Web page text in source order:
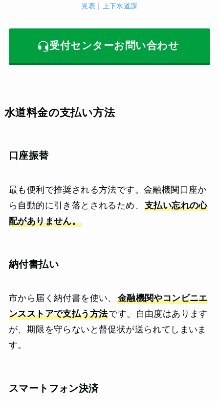
見表｜上下水道課
受付センターお問い合わせ
水道料金の支払い方法
口座振替
最も便利で推奨される方法です。金融機関口座か
ら自動的に引き落とされるため、 支払い忘れの心
配がありません。
納付書払い
市から届く納付書を使い、 金融機関やコンビニエ
ンスストアで支払う方法です。自由度はあります
が、期限を守らないと督促状が送られてしまいま
す。
スマートフォン決済